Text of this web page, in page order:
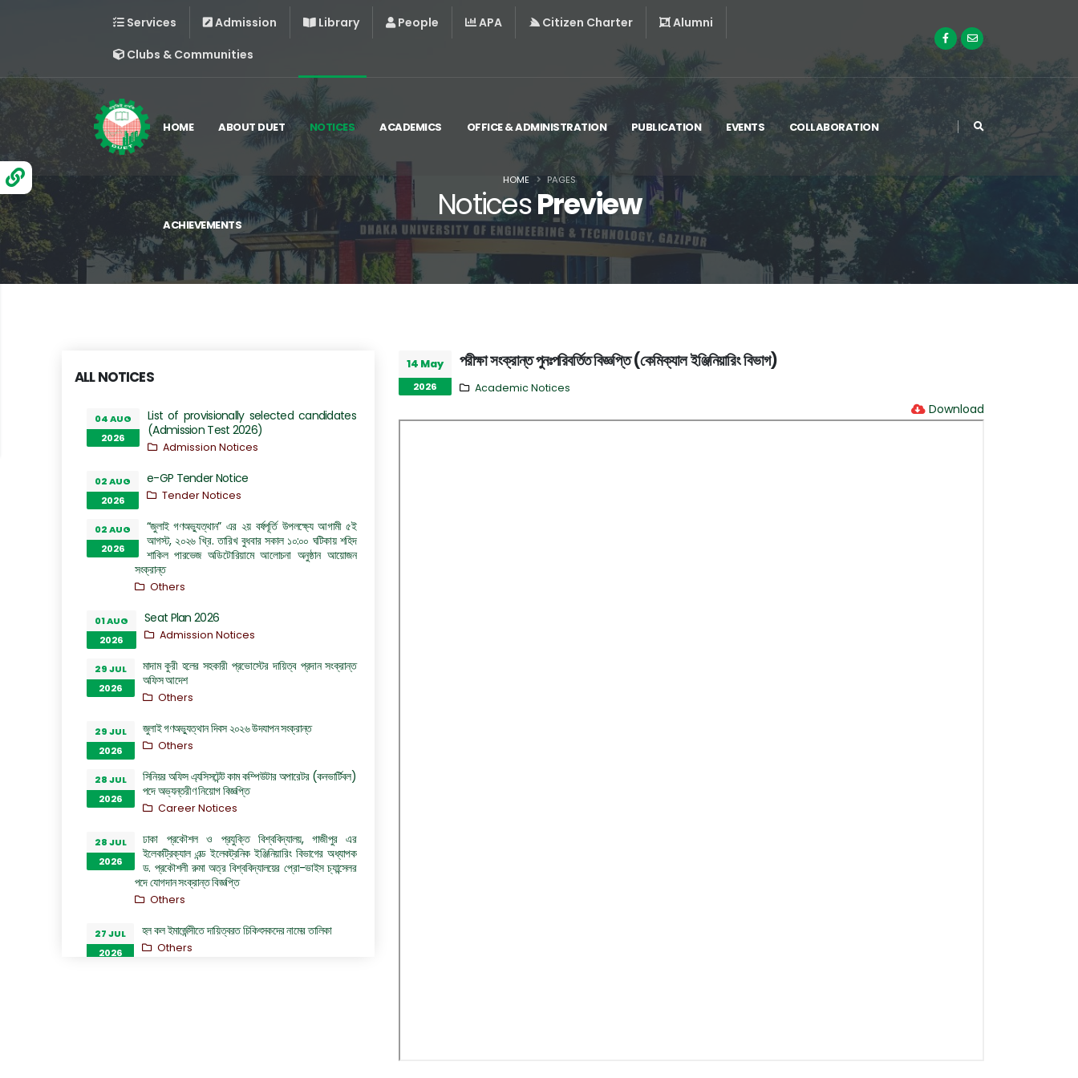
Services Admission Library People APA Citizen Charter
Alumni
Clubs & Communities
HOME ABOUT DUET NOTICES ACADEMICS OFFICE & ADMINISTRATION PUBLICATION EVENTS COLLABORATION
ACHIEVEMENTS
NoticesPreview
HOME PAGES
ALL NOTICES
04 AUG
2026
List of provisionally selected candidates
(Admission Test 2026)
Admission Notices
02 AUG
2026
e-GP Tender Notice
Tender Notices
02 AUG
2026
“জুলাই গণঅভ্যুত্থান” এর ২য় বর্ষপূর্তি উপলক্ষ্যে আগামী ৫ই
আগস্ট, ২০২৬ খ্রি. তারিখ বুধবার সকাল ১০:০০ ঘটিকায় শহিদ
শাকিল পারভেজ অডিটোরিয়ামে আলোচনা অনুষ্ঠান আয়োজন
সংক্রান্ত
Others
01 AUG
2026
Seat Plan 2026
Admission Notices
29 JUL
2026
মাদাম কুরী হলের সহকারী প্রভোস্টের দায়িত্ব প্রদান সংক্রান্ত
অফিস আদেশ
Others
29 JUL
2026
জুলাই গণঅভ্যুত্থান দিবস ২০২৬ উদযাপন সংক্রান্ত
Others
28 JUL
2026
সিনিয়র অফিস এ্যসিসটেন্ট কাম কম্পিউটার অপারেটর (কনভার্টিবল)
পদে অভ্যন্তরীণ নিয়োগ বিজ্ঞপ্তি
Career Notices
28 JUL
2026
ঢাকা প্রকৌশল ও প্রযুক্তি বিশ্ববিদ্যালয়, গাজীপুর এর
ইলেকট্রিক্যাল এন্ড ইলেকট্রনিক ইঞ্জিনিয়ারিং বিভাগের অধ্যাপক
ড. প্রকৌশলী রুমা অত্র বিশ্ববিদ্যালয়ের প্রো-ভাইস চ্যান্সেলর
পদে যোগদান সংক্রান্ত বিজ্ঞপ্তি
Others
27 JUL
2026
হল কল ইমার্জেন্সীতে দায়িত্বরত চিকিৎসকদের নামের তালিকা
Others
14 May
2026
পরীক্ষা সংক্রান্ত পুনঃপরিবর্তিত বিজ্ঞপ্তি (কেমিক্যাল ইঞ্জিনিয়ারিং বিভাগ)
Academic Notices
Download